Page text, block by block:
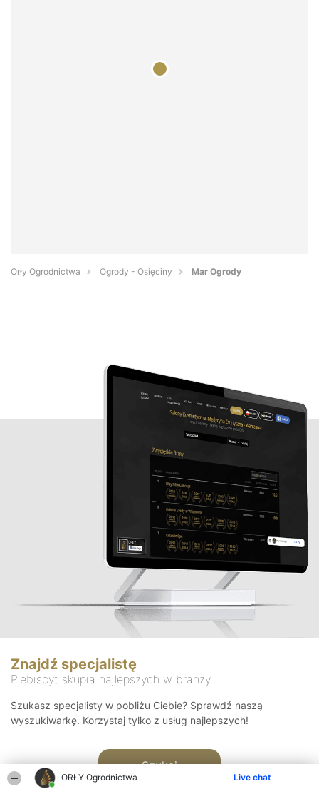
ORŁY Ogrodnictwa Live chat
Orły Ogrodnictwa Ogrody - Osięciny Mar Ogrody
Znajdź specjalistę
Plebiscyt skupia najlepszych w branży
Szukasz specjalisty w pobliżu Ciebie? Sprawdź naszą
wyszukiwarkę. Korzystaj tylko z usług najlepszych!
Szukaj